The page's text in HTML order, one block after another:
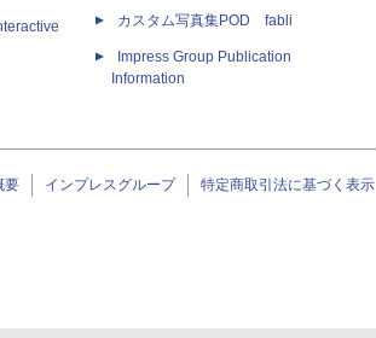
カスタム写真集POD fabli
Impress Group Publication
Information
要 インプレスグループ 特定商取引法に基づく表示